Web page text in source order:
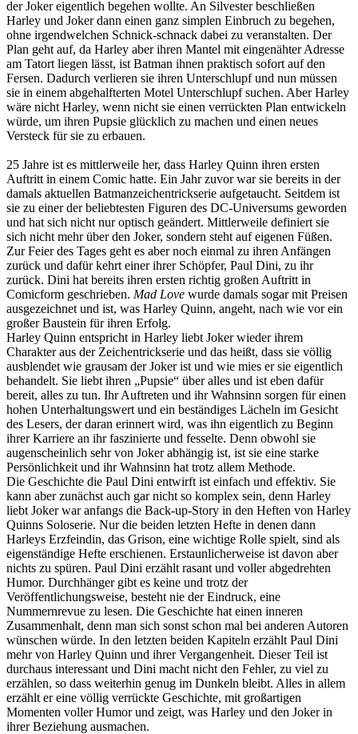
der Joker eigentlich begehen wollte. An Silvester beschließen
Harley und Joker dann einen ganz simplen Einbruch zu begehen,
ohne irgendwelchen Schnick-schnack dabei zu veranstalten. Der
Plan geht auf, da Harley aber ihren Mantel mit eingenähter Adresse
am Tatort liegen lässt, ist Batman ihnen praktisch sofort auf den
Fersen. Dadurch verlieren sie ihren Unterschlupf und nun müssen
sie in einem abgehalfterten Motel Unterschlupf suchen. Aber Harley
wäre nicht Harley, wenn nicht sie einen verrückten Plan entwickeln
würde, um ihren Pupsie glücklich zu machen und einen neues
Versteck für sie zu erbauen.
25 Jahre ist es mittlerweile her, dass Harley Quinn ihren ersten
Auftritt in einem Comic hatte. Ein Jahr zuvor war sie bereits in der
damals aktuellen Batmanzeichentrickserie aufgetaucht. Seitdem ist
sie zu einer der beliebtesten Figuren des DC-Universums geworden
und hat sich nicht nur optisch geändert. Mittlerweile definiert sie
sich nicht mehr über den Joker, sondern steht auf eigenen Füßen.
Zur Feier des Tages geht es aber noch einmal zu ihren Anfängen
zurück und dafür kehrt einer ihrer Schöpfer, Paul Dini, zu ihr
zurück. Dini hat bereits ihren ersten richtig großen Auftritt in
Comicform geschrieben. Mad Love wurde damals sogar mit Preisen
ausgezeichnet und ist, was Harley Quinn, angeht, nach wie vor ein
großer Baustein für ihren Erfolg.
Harley Quinn entspricht in Harley liebt Joker wieder ihrem
Charakter aus der Zeichentrickserie und das heißt, dass sie völlig
ausblendet wie grausam der Joker ist und wie mies er sie eigentlich
behandelt. Sie liebt ihren „Pupsie“ über alles und ist eben dafür
bereit, alles zu tun. Ihr Auftreten und ihr Wahnsinn sorgen für einen
hohen Unterhaltungswert und ein beständiges Lächeln im Gesicht
des Lesers, der daran erinnert wird, was ihn eigentlich zu Beginn
ihrer Karriere an ihr faszinierte und fesselte. Denn obwohl sie
augenscheinlich sehr von Joker abhängig ist, ist sie eine starke
Persönlichkeit und ihr Wahnsinn hat trotz allem Methode.
Die Geschichte die Paul Dini entwirft ist einfach und effektiv. Sie
kann aber zunächst auch gar nicht so komplex sein, denn Harley
liebt Joker war anfangs die Back-up-Story in den Heften von Harley
Quinns Soloserie. Nur die beiden letzten Hefte in denen dann
Harleys Erzfeindin, das Grison, eine wichtige Rolle spielt, sind als
eigenständige Hefte erschienen. Erstaunlicherweise ist davon aber
nichts zu spüren. Paul Dini erzählt rasant und voller abgedrehten
Humor. Durchhänger gibt es keine und trotz der
Veröffentlichungsweise, besteht nie der Eindruck, eine
Nummernrevue zu lesen. Die Geschichte hat einen inneren
Zusammenhalt, denn man sich sonst schon mal bei anderen Autoren
wünschen würde. In den letzten beiden Kapiteln erzählt Paul Dini
mehr von Harley Quinn und ihrer Vergangenheit. Dieser Teil ist
durchaus interessant und Dini macht nicht den Fehler, zu viel zu
erzählen, so dass weiterhin genug im Dunkeln bleibt. Alles in allem
erzählt er eine völlig verrückte Geschichte, mit großartigen
Momenten voller Humor und zeigt, was Harley und den Joker in
ihrer Beziehung ausmachen.